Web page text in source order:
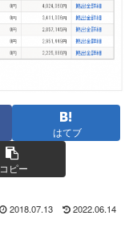
はてブ
コピー
2018.07.13 2022.06.14